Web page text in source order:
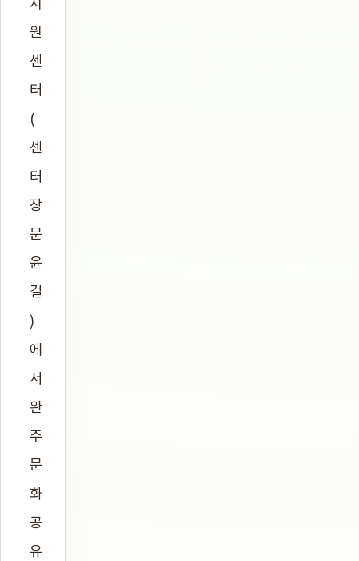
원
센
터
(
센
터
장
문
윤
걸
)
에
서
완
주
문
화
공
유